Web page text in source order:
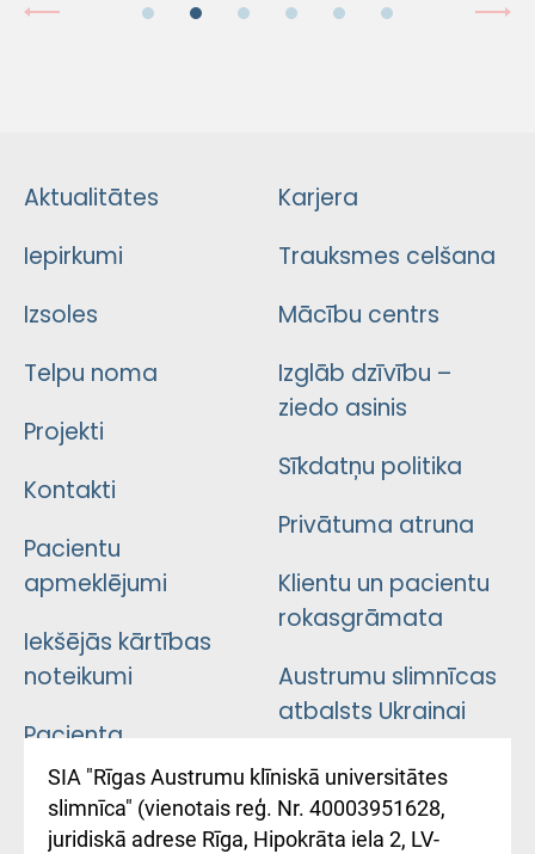
Aktualitātes
Iepirkumi
Izsoles
Telpu noma
Projekti
Kontakti
Pacientu
apmeklējumi
Iekšējās kārtības
noteikumi
Pacienta
atsauksmju/sūdzību
iesniegšanas
kārtība
Karjera
Trauksmes celšana
Mācību centrs
Izglāb dzīvību –
ziedo asinis
Sīkdatņu politika
Privātuma atruna
Klientu un pacientu
rokasgrāmata
Austrumu slimnīcas
atbalsts Ukrainai
Підтримка Східної
лікарні та співпраця з
Україною
SIA "Rīgas Austrumu klīniskā universitātes
slimnīca" (vienotais reģ. Nr. 40003951628,
juridiskā adrese Rīga, Hipokrāta iela 2, LV-